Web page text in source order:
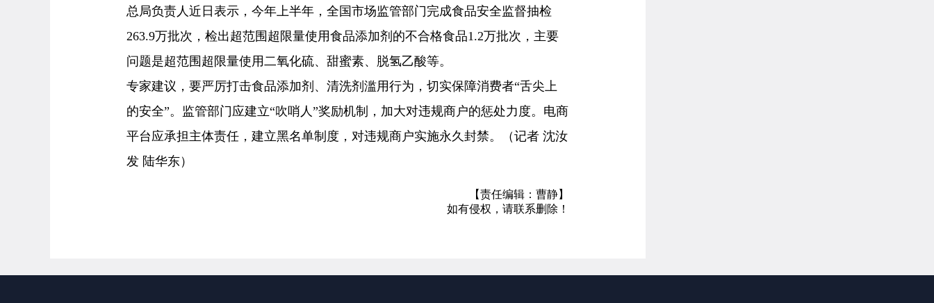
总局负责人近日表示，今年上半年，全国市场监管部门完成食品安全监督抽检
263.9万批次，检出超范围超限量使用食品添加剂的不合格食品1.2万批次，主要
问题是超范围超限量使用二氧化硫、甜蜜素、脱氢乙酸等。
专家建议，要严厉打击食品添加剂、清洗剂滥用行为，切实保障消费者“舌尖上
的安全”。监管部门应建立“吹哨人”奖励机制，加大对违规商户的惩处力度。电商
平台应承担主体责任，建立黑名单制度，对违规商户实施永久封禁。（记者 沈汝
发 陆华东）
【责任编辑：曹静】
如有侵权，请联系删除！